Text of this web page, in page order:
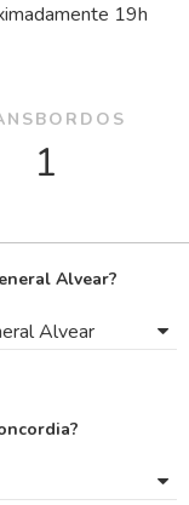
19h
1
Alvear?
Alvear